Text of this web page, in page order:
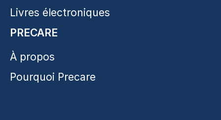
Livres électroniques
PRECARE
À propos
Pourquoi Precare